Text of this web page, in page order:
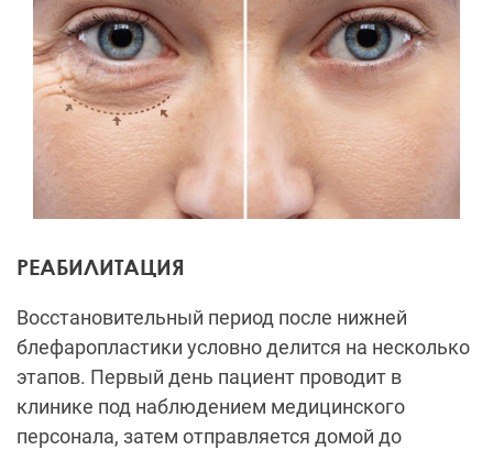
РЕАБИЛИТАЦИЯ
Восстановительный период после нижней
блефаропластики условно делится на несколько
этапов. Первый день пациент проводит в
клинике под наблюдением медицинского
персонала, затем отправляется домой до